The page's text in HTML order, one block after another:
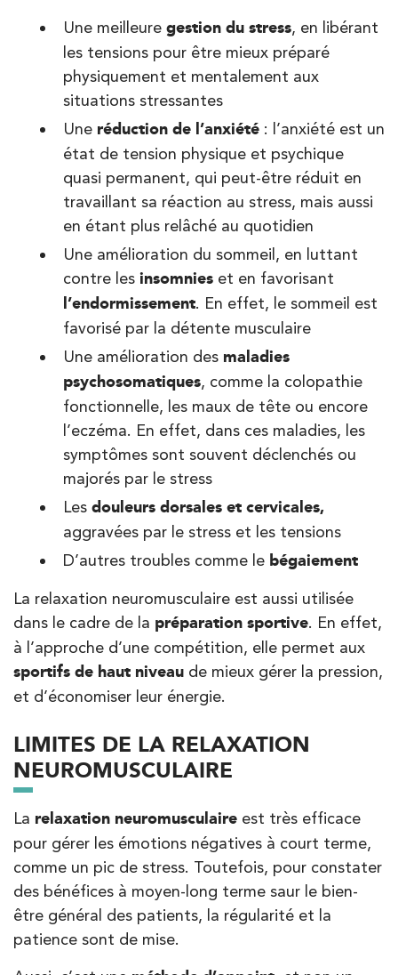
Une meilleure gestion du stress, en libérant
les tensions pour être mieux préparé
physiquement et mentalement aux
situations stressantes
Une réduction de l’anxiété: l’anxiété est un
état de tension physique et psychique
quasi permanent, qui peut-être réduit en
travaillant sa réaction au stress, mais aussi
en étant plus relâché au quotidien
Une amélioration du sommeil, en luttant
contre les insomnieset en favorisant
l’endormissement. En effet, le sommeil est
favorisé par la détente musculaire
Une amélioration des maladies
psychosomatiques, comme la colopathie
fonctionnelle, les maux de tête ou encore
l’eczéma. En effet, dans ces maladies, les
symptômes sont souvent déclenchés ou
majorés par le stress
Les douleurs dorsales et cervicales,
aggravées par le stress et les tensions
D’autres troubles comme le bégaiement
La relaxation neuromusculaire est aussi utilisée
dans le cadre de la préparation sportive. En effet,
à l’approche d’une compétition, elle permet aux
sportifs de haut niveau de mieux gérer la pression,
et d’économiser leur énergie.
LIMITES DE LA RELAXATION
NEUROMUSCULAIRE
La relaxation neuromusculaire est très efficace
pour gérer les émotions négatives à court terme,
comme un pic de stress. Toutefois, pour constater
des bénéfices à moyen-long terme saur le bien-
être général des patients, la régularité et la
patience sont de mise.
PRENDRE RDV
IK Morangis – 91
85 Av. de Balzac 91420 Morangis
85 Av. de Balzac 91420 Morangis
01 64 48 35 84
PRENDRE RDV
Kinésithérapie Balnéothérapie
IK Meudon – 92
8 Rue de Paris 92190 Meudon
8 Rue de Paris 92190 Meudon
01 40 95 01 09
PRENDRE RDV
PRENDRE RDV
Kinésithérapie